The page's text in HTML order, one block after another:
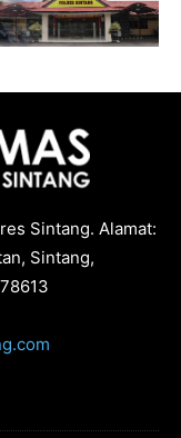
Sintang. Alamat:
Sintang,